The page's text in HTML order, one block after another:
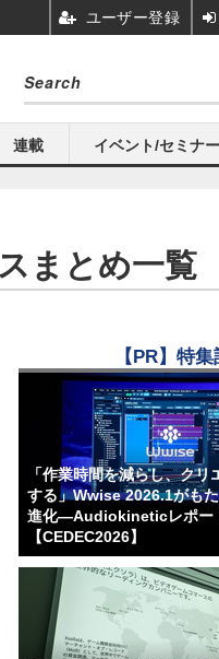
連載 イベント/セミナー
まとめ一覧
【PR】特
「作業時間を減らし、クリ
する」Wwise 2026.1がも
進化―Audiokineticレポー
【CEDEC2026】
ユーザー登録